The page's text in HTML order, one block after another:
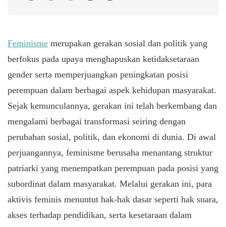
Feminisme merupakan gerakan sosial dan politik yang
berfokus pada upaya menghapuskan ketidaksetaraan
gender serta memperjuangkan peningkatan posisi
perempuan dalam berbagai aspek kehidupan masyarakat.
Sejak kemunculannya, gerakan ini telah berkembang dan
mengalami berbagai transformasi seiring dengan
perubahan sosial, politik, dan ekonomi di dunia. Di awal
perjuangannya, feminisme berusaha menantang struktur
patriarki yang menempatkan perempuan pada posisi yang
subordinat dalam masyarakat. Melalui gerakan ini, para
aktivis feminis menuntut hak-hak dasar seperti hak suara,
akses terhadap pendidikan, serta kesetaraan dalam